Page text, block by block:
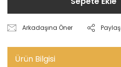
Arkadaşına Öner Paylaş
Ürün Bilgisi